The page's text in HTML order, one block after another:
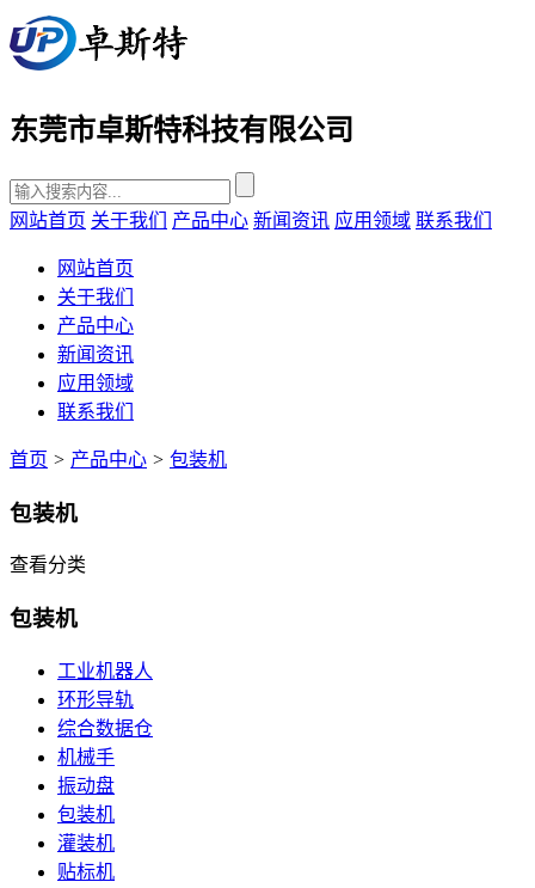
东莞市卓斯特科技有限公司
网站首页 关于我们 产品中心 新闻资讯 应用领域 联系我们
网站首页
关于我们
产品中心
新闻资讯
应用领域
联系我们
首页 > 产品中心 > 包装机
包装机
查看分类
包装机
工业机器人
环形导轨
综合数据仓
机械手
振动盘
包装机
灌装机
贴标机